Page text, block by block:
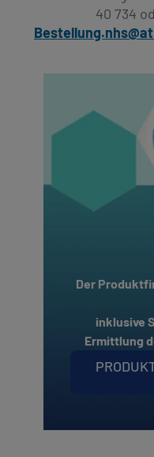
40 734
Der
inklusive
Ermittlung